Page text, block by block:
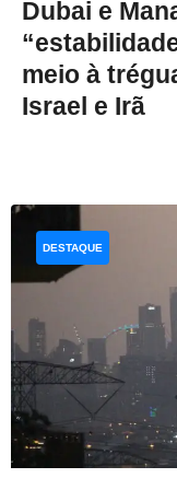
Dubai e
meio à
Israel e Irã
DESTAQUE